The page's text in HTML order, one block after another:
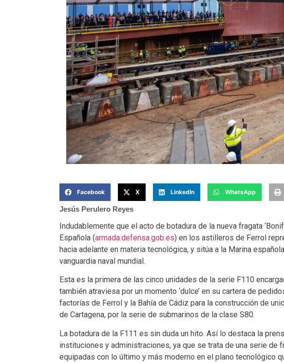
Facebook X LinkedIn WhatsApp
Jesús Perulero Reyes
Indudablemente que el acto de botadura de la nueva fragata
Española (armada.defensa.gob.es) en los astilleros de Ferrol
hacia adelante en materia tecnológica, y sitúa a la Marina
vanguardia naval mundial.
Esta es la primera de las cinco unidades de la serie F110
también atraviesa por un momento ‘dulce’ en su cartera de
factorías de Ferrol y la Bahía de Cádiz para la construcción de
de Cartagena, por la serie de submarinos de la clase S80.
La botadura de la F111 es sin duda un hito. Así lo destaca la
instituciones y administraciones, ya que se trata de una serie de
equipadas con lo último y más moderno en el plano tecnológico